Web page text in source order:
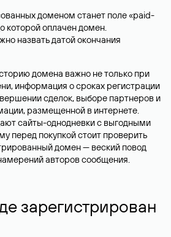
доменом станет поле «paid-
которой оплачен домен.
назвать датой окончания
домена важно не только при
информация о сроках регистрации
сделок, выборе партнеров и
размещенной в интернете.
сайты-однодневки с выгодными
перед покупкой стоит проверить
домен — веский повод
авторов сообщения.
зарегистрирован